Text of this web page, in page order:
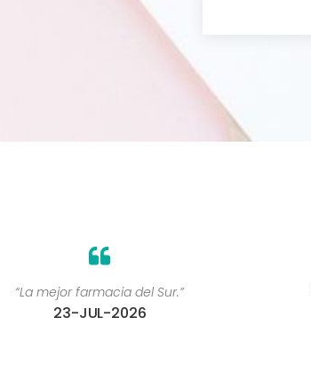
“La mejor farmacia del Sur.”
23-JUL-2026